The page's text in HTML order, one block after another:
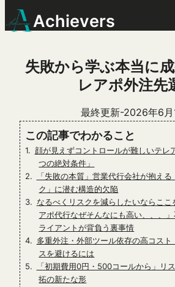
Achievers
失敗から学ぶ本当に
レアポ外注先
最終更新-2026年6月
この記事でわかること
顔が見えずコントロールが難しいテレ
つの絶対条件」
「失敗の本質」営業代行会社が抱え
ク」に潜む構造的欠陥
なるべくリスクを減らしたいならここ
アポ代行なぜそんなにも高い、、、
ライアントが背負う裏事情
多重外注・外部ツール依存の高コスト
スを避けるには
「初期費用0円・500コールから」リ
拓の新たな形